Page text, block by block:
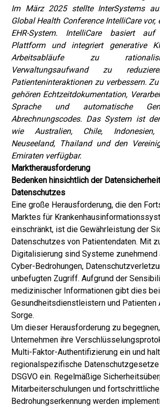
Im März 2025 stellte InterSystems
Global Health Conference IntelliCare vor,
EHR-System. IntelliCare basiert
Plattform und integriert generative
Arbeitsabläufe zu
Verwaltungsaufwand zu
Patienteninteraktionen zu verbessern.
gehören Echtzeitdokumentation,
Sprache und automatische
Abrechnungscodes. Das System ist
wie Australien, Chile, Indonesien,
Neuseeland, Thailand und den
Emiraten verfügbar.
Marktherausforderung
Bedenken hinsichtlich der
Datenschutzes
Eine große Herausforderung, die den
Marktes für
einschränkt, ist die Gewährleistung der
Datenschutzes von Patientendaten. Mit
Digitalisierung sind Systeme
Cyber-Bedrohungen,
unbefugten Zugriff. Aufgrund der
medizinischer Informationen gibt dies bei
Gesundheitsdienstleistern und Patienten
Sorge.
Um dieser Herausforderung zu
Unternehmen ihre
Multi-Faktor-Authentifizierung ein und
regionalspezifische Datenschutzgesetze
DSGVO ein. Regelmäßige
Mitarbeiterschulungen und
Bedrohungserkennung werden